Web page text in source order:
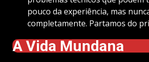
pouco da experiência, mas
completamente. Partamos do
A Vida Mundana